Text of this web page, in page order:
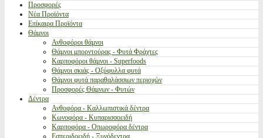
Προσφορές
Νέα Προϊόντα
Επίκαιρα Προϊόντα
Θάμνοι
Ανθοφόροι θάμνοι
Θάμνοι μπορντούρας - Φυτά Φράχτες
Καρποφόροι θάμνοι - Superfoods
Θάμνοι σκιάς - Οξύφυλλα φυτά
Θάμνοι φυτά παραθαλάσσιων περιοχών
Προσφορές Θάμνων - Φυτών
Δέντρα
Ανθοφόρα - Καλλωπιστικά δέντρα
Κωνοφόρα - Κυπαρισσοειδή
Καρποφόρα - Οπωροφόρα δέντρα
Εσπεριδοειδή - Ξυνόδεντρα